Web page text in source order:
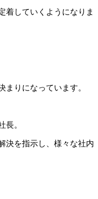
着していくようになりま
りになっています。
長。
決を指示し、様々な社内